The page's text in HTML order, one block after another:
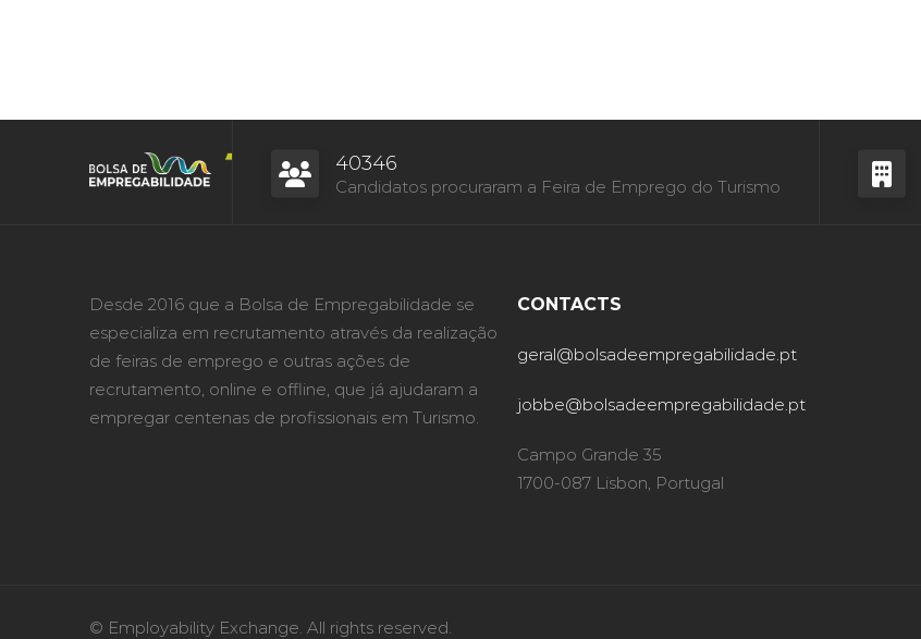
40346
Candidatos procuraram a Feira de Emprego do Turismo
Desde 2016 que a Bolsa de Empregabilidade se
especializa em recrutamento através da realização
de feiras de emprego e outras ações de
recrutamento, online e offline, que já ajudaram a
empregar centenas de profissionais em Turismo.
CONTACTS
geral@bolsadeempregabilidade.pt
jobbe@bolsadeempregabilidade.pt
Campo Grande 35
1700-087 Lisbon, Portugal
© Employability Exchange. All rights reserved.